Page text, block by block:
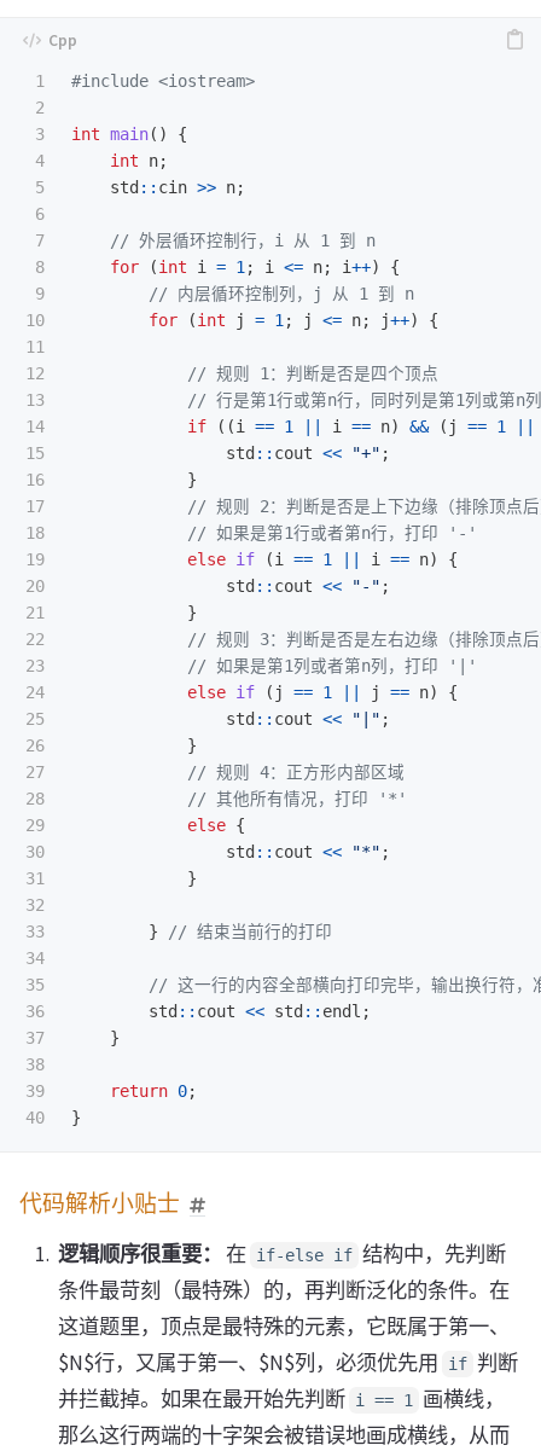
1
2
3
4
5
6
7
8
9
10
11
12
13
14
15
16
17
18
19
20
21
22
23
24
25
26
27
28
29
30
31
32
33
34
35
36
37
38
39
#include <iostream>
int main()
{
int
n;
std :: cin >> n;
// 外层循环控制行，i 从 1 到 n
for
(int i = 1 ; i <= n; i++)
{
// 内层循环控制列，j 从 1 到 n
for
(int j = 1 ; j <= n; j++) {
// 规则 1：判断是否是四个顶点
// 行是第1行或第n行，同时列是第1列或第n列
if
((i == 1 i == n) && ( j == 1
std :: cout << "+" ;
}
// 规则 2：判断是否是上下边缘（排除顶点
// 如果是第1行或者第n行，打印 '-'
else if (i == 1 i == n)
{
std :: cout << "-" ;
}
// 规则 3：判断是否是左右边缘（排除顶点
// 如果是第1列或者第n列，打印 '|'
else if ( j == 1 j == n)
{
std :: cout << "|" ;
}
// 规则 4：正方形内部区域
// 其他所有情况，打印 '*'
else {
std :: cout << "*" ;
}
} // 结束当前行的打印
// 这一行的内容全部横向打印完毕，输出换行符，
std :: cout << std :: endl ;
}
return 0;
}
代码解析小贴士
逻辑顺序很重要： 在 if-else if 结构中，先判断
条件最苛刻（最特殊）的，再判断泛化的条件。在
这道题里，顶点是最特殊的元素，它既属于第一、
$N$行，又属于第一、$N$列，必须优先用
if 判断
并拦截掉。如果在最开始先判断 i == 1
画横线，
那么这行两端的十字架会被错误地画成横线，从而